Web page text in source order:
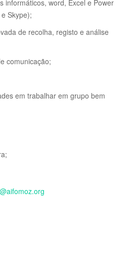
informáticos, word, Excel e Power
Skype);
de recolha, registo e análise
comunicação;
em trabalhar em grupo bem